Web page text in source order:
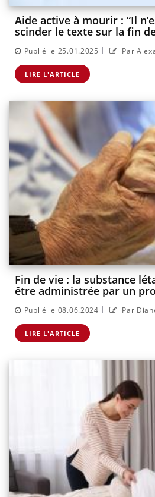
Aide active à mourir : “Il
scinder le texte sur la fin
Publié le 25.01.2025 | Par
LIRE L'ARTICLE
Fin de vie : la substance
être administrée par un
Publié le 08.06.2024 | Par
LIRE L'ARTICLE